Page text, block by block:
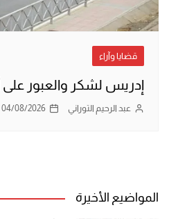
قضايا وآراء
إدريس لشكر والعبور
عبد الرحيم التوراني 04/08/2026
المواضيع الأخيرة